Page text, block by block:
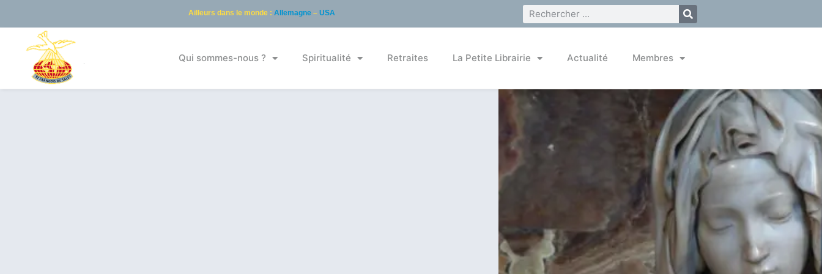
Ailleurs dans le monde : Allemagne– USA
Qui sommes-nous ? Spiritualité Retraites La Petite Librairie Actualité Membres